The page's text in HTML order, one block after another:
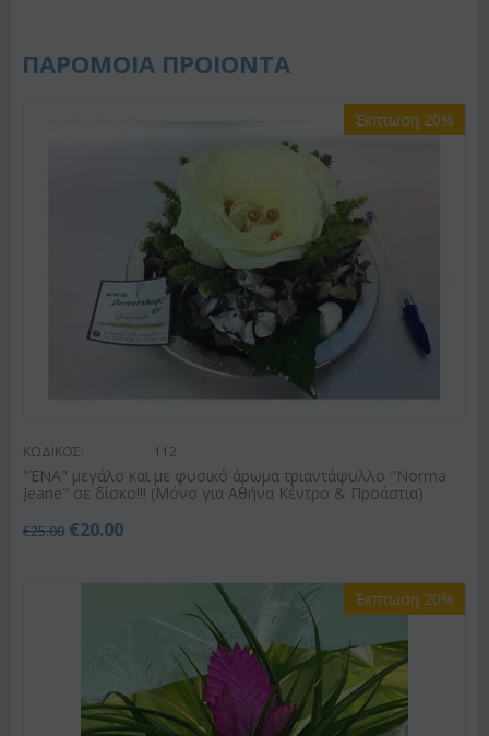
ΠΑΡΟΜΟΙΑ ΠΡΟΙΟΝΤΑ
Έκπτωση 20%
ΚΩΔΙΚΟΣ: 112
"ΈΝΑ" μεγάλο και με φυσικό άρωμα τριαντάφυλλο "Norma
Jeane" σε δίσκο!!! (Μόνο για Αθήνα Κέντρο & Προάστια)
€25.00 €20.00
Έκπτωση 20%